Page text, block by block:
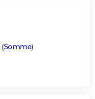
(Somme)